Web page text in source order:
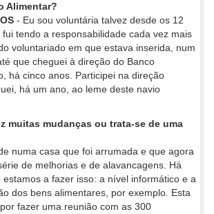
Alimentar?
- Eu sou voluntária talvez desde os 12
tendo a responsabilidade cada vez mais
voluntariado em que estava inserida, num
que cheguei à direção do Banco
há cinco anos. Participei na direção
há um ano, ao leme deste navio
muitas mudanças ou trata-se de uma
numa casa que foi arrumada e que agora
de melhorias e de alavancagens. Há
a fazer isso: a nível informático e a
dos bens alimentares, por exemplo. Esta
fazer uma reunião com as 300